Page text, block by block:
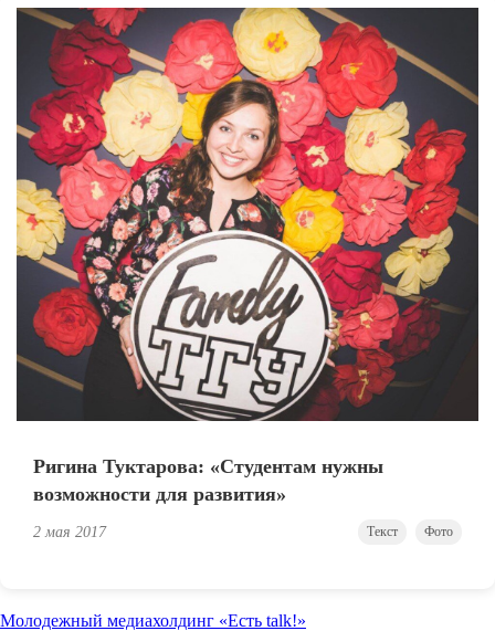
Ригина Туктарова: «Студентам нужны
возможности для развития»
2 мая 2017 Текст Фото
Молодежный медиахолдинг «Есть talk!»